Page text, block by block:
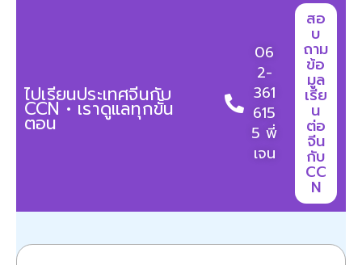
ไปเรียนประเทศจีนกับ
CCN • เราดูแลทุกขั้น
ตอน
06
2-
361
615
5 พี่
เจน
สอ
บ
ถาม
ข้อ
มูล
เรีย
น
ต่อ
จีน
กับ
CC
N